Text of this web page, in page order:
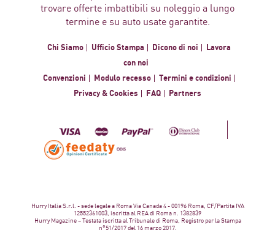
trovare offerte imbattibili su noleggio a lungo
termine e su auto usate garantite.
Chi Siamo Ufficio Stampa Dicono di noi
Lavora
con noi
Convenzioni
Modulo recesso
Termini e condizioni
Privacy & Cookies
FAQ Partners
Hurry Italia S.r.l. - sede legale a Roma Via Canada 4 - 00196 Roma, CF/Partita IVA
12552361003, iscritta al REA di Roma n. 1382839
Hurry Magazine – Testata iscritta al Tribunale di Roma, Registro per la Stampa
n°51/2017 del 16 marzo 2017.